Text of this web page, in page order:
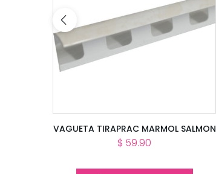
VAGUETA TIRAPRAC MARMOL SALMON
$ 59.90